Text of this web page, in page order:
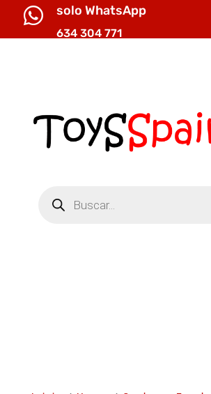
 solo WhatsApp
634 304 771
productos